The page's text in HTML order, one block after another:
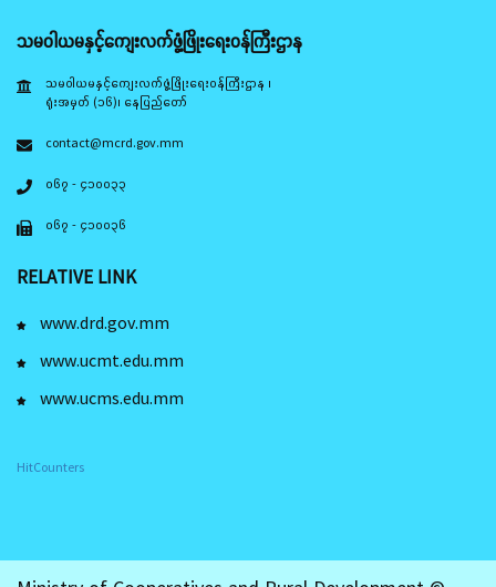
သမဝါယမနှင့်ကျေးလက်ဖွံ့ဖြိုးရေးဝန်ကြီးဌာန
သမဝါယမနှင့်ကျေးလက်ဖွံ့ဖြိုးရေးဝန်ကြီးဌာန ၊
ရုံးအမှတ် (၁၆)၊ နေပြည်တော်
contact@mcrd.gov.mm
၀၆၇ - ၄၁၀၀၃၃
၀၆၇ - ၄၁၀၀၃၆
RELATIVE LINK
www.drd.gov.mm
www.ucmt.edu.mm
www.ucms.edu.mm
HitCounters